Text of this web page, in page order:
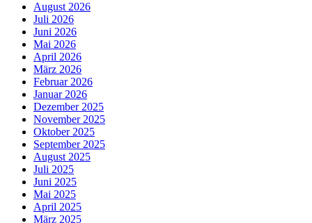
August 2026
Juli 2026
Juni 2026
Mai 2026
April 2026
März 2026
Februar 2026
Januar 2026
Dezember 2025
November 2025
Oktober 2025
September 2025
August 2025
Juli 2025
Juni 2025
Mai 2025
April 2025
März 2025